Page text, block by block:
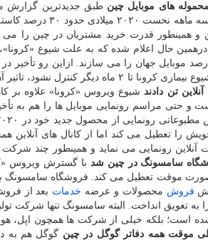
های موبایل چین طبق جدیدترین گزارش
شیوع «كرونا»، بارگیری
همینطور قدرت خرید مشتریان در چین را می
نخست ۲۰۲۰ تاثیر می گذارد. درهمین حال اعلام شده كه به علت
۵ درصد كاسته می شود. تولید كنندگان چینی ۷۰ درصد موبایل جهان را می
تولید و تقاضای موبایل تأثیری منفی دارد و در صورتیكه شیوع
تن دادندشیوع ویروس «كرونا» علاوه بر
حتی مراسم رونمایی موبایل ها را هم به
را تعطیل می كند اما از كانال های
رونمایی می نماید و همینطور چند
سامسونگ در چین شد با گسترش ویروس
فروش محصولات و عرضه خدمات بعد از
تعویق انداخت. البته سامسونگ تنها شركت
است؛ بلكه خیلی از شركت ها همچون اپل،
موقت همه دفاتر گوگل در چین گوگل هم به